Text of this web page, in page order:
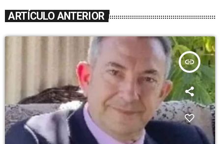
ARTÍCULO ANTERIOR
insert_link